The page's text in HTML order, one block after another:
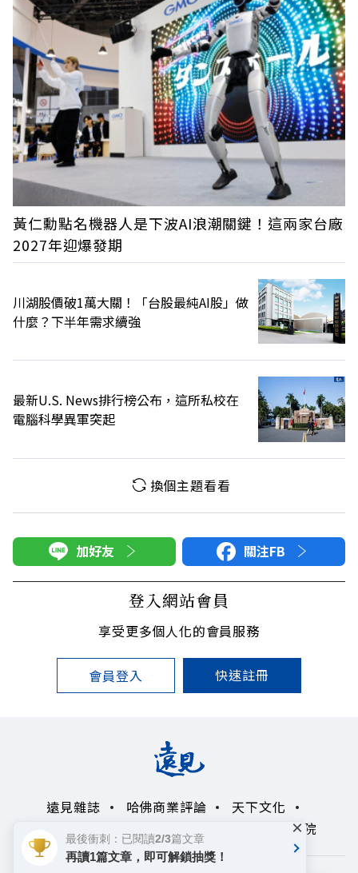
黃仁勳點名機器人是下波AI浪潮關鍵！這兩家台廠
2027年迎爆發期
川湖股價破1萬大關！「台股最純AI股」做
什麼？下半年需求續強
最新U.S. News排行榜公布，這所私校在
電腦科學異軍突起
換個主題看看
加好友 關注FB
登入網站會員
享受更多個人化的會員服務
會員登入 快速註冊
遠見雜誌 哈佛商業評論
天下文化
未來親子學習平台
50+ 領導影響力學院
最後衝刺：已閱讀2/3篇文章
再讀1篇文章，即可解鎖抽獎！
×